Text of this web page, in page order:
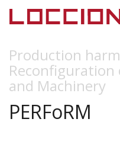
Production
Reconfiguration
and Machinery
PERFoRM